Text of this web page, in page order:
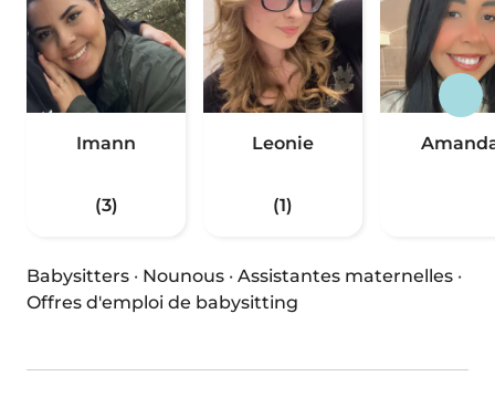
Imann
(3)
Leonie
(1)
Babysitters · Nounous · Assistantes maternelles ·
Offres d'emploi de babysitting